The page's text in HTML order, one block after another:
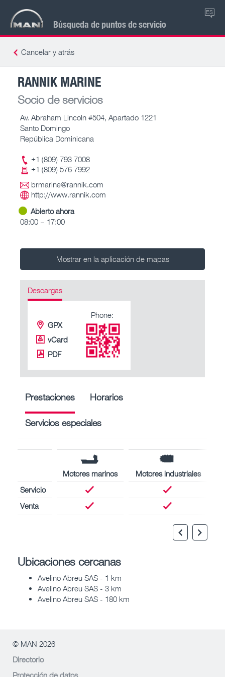
Búsqueda de puntos de servicio
ES
Cancelar y atrás
RANNIK MARINE
Socio de servicios
Av. Abraham Lincoln #504, Apartado 1221
Santo Domingo
República Dominicana
+1 (809) 793 7008
+1 (809) 576 7992
brmarine@rannik.com
http://www.rannik.com
Abierto ahora
08:00 – 17:00
Mostrar en la aplicación de mapas
Descargas
GPX
vCard
PDF
Phone:
Prestaciones Horarios
Servicios especiales
Motores marinos
Motores industriales
Servicio
Venta
Ubicaciones cercanas
Avelino Abreu SAS - 1 km
Avelino Abreu SAS - 3 km
Avelino Abreu SAS - 180 km
© MAN 2026
Directorio
Protección de datos